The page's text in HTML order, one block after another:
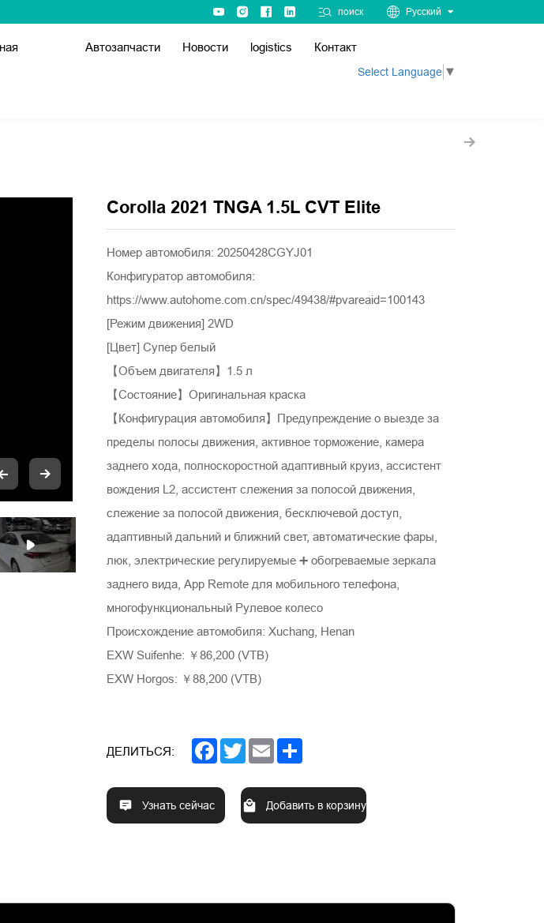
поиск Русский
Автозапчасти Новости logistics Контакт
Select Language ▼
Corolla 2021 TNGA 1.5L CVT Elite
Номер автомобиля: 20250428CGYJ01
Конфигуратор автомобиля:
https://www.autohome.com.cn/spec/49438/#pvareaid=100143
[Режим движения] 2WD
[Цвет] Супер белый
【Объем двигателя】1.5 л
【Состояние】Оригинальная краска
【Конфигурация автомобиля】Предупреждение о выезде за
пределы полосы движения, активное торможение, камера
заднего хода, полноскоростной адаптивный круиз, ассистент
вождения L2, ассистент слежения за полосой движения,
слежение за полосой движения, бесключевой доступ,
адаптивный дальний и ближний свет, автоматические фары,
люк, электрические регулируемые ➕ обогреваемые зеркала
заднего вида, App Remote для мобильного телефона,
многофункциональный Рулевое колесо
Происхождение автомобиля: Xuchang, Henan
EXW Suifenhe: ￥86,200 (VTB)
EXW Horgos: ￥88,200 (VTB)
ДЕЛИТЬСЯ: Facebook
TwitterEmail
Узнать сейчас Добавить в корзину